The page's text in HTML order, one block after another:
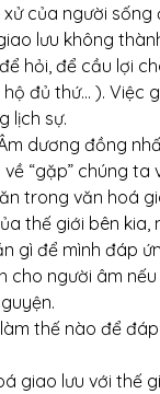
của người
lưu không
hỏi, để cầu lợi
đủ thứ… ). Việc
lịch sự.
dương đồng
“gặp” chúng
trong văn hoá
thế giới bên
gì để mình đáp
cho người âm
thế nào để
giao lưu với thế